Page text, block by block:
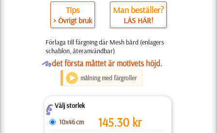
Tips
> Övrigt bruk
Man beställer?
LÄS HÄR!
Förlaga till färgning där Mesh bård (enlagers
schablon, återanvändbar)
Odet första måttet är motivets höjd.
målning med färgroller
ZVälj storlek
10x46 cm
145.30 kr